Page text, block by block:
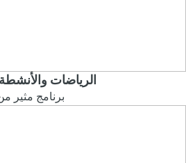
الرياضات والأنشطة
برنامج مثير